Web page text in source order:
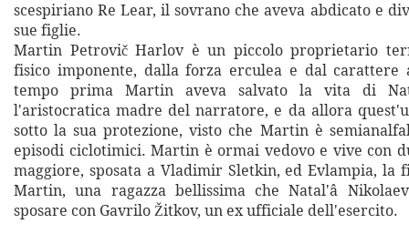
scespiriano Re Lear, il sovrano che aveva abdicato e
sue figlie.
Martin Petrovič Harlov è un piccolo proprietario
fisico imponente, dalla forza erculea e dal
tempo prima Martin aveva salvato la vita di
l'aristocratica madre del narratore, e da allora
sotto la sua protezione, visto che Martin è
episodi ciclotimici. Martin è ormai vedovo e vive con
maggiore, sposata a Vladimir Sletkin, ed Evlampia,
Martin, una ragazza bellissima che Natal'â
sposare con Gavrilo Žitkov, un ex ufficiale dell'esercito.